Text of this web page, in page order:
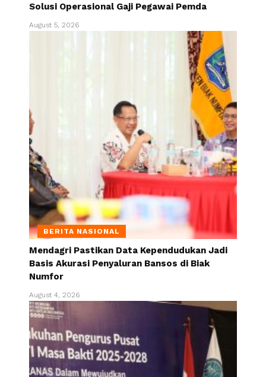
Solusi Operasional Gaji Pegawai Pemda
August 5, 2026
BERITA NASIONAL
Mendagri Pastikan Data Kependudukan Jadi
Basis Akurasi Penyaluran Bansos di Biak
Numfor
August 4, 2026